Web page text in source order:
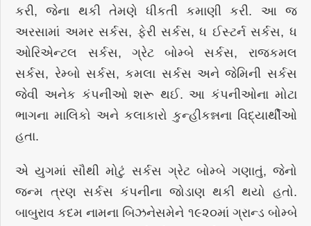
કરી, જેના થકી તેમણે ધીકતી કમાણી કરી. આ જ
અરસામાં અમર સર્કસ, ફેરી સર્કસ, ધ ઈસ્ટર્ન સર્કસ, ધ
ઓરિએન્ટલ સર્કસ, ગ્રેટ બોમ્બે સર્કસ, રાજકમલ
સર્કસ, રેમ્બો સર્કસ, કમલા સર્કસ અને જેમિની સર્કસ
જેવી અનેક કંપનીઓ શરૂ થઈ. આ કંપનીઓના મોટા
ભાગના માલિકો અને કલાકારો કુન્હીકન્નના વિદ્યાર્થીઓ
હતા.
એ યુગમાં સૌથી મોટું સર્કસ ગ્રેટ બોમ્બે ગણાતું, જેનો
જન્મ ત્રણ સર્કસ કંપનીના જોડાણ થકી થયો હતો.
બાબુરાવ કદમ નામના બિઝનેસમેને ૧૯૨૦માં ગ્રાન્ડ બોમ્બે